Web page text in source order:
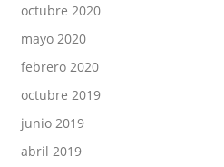
octubre 2020
mayo 2020
febrero 2020
octubre 2019
junio 2019
abril 2019